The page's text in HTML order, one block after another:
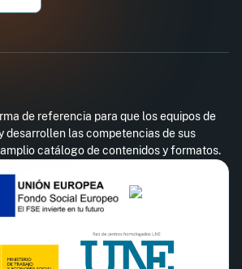
de referencia para que los equipos de
desarrollen las competencias de sus
catálogo de contenidos y formatos.